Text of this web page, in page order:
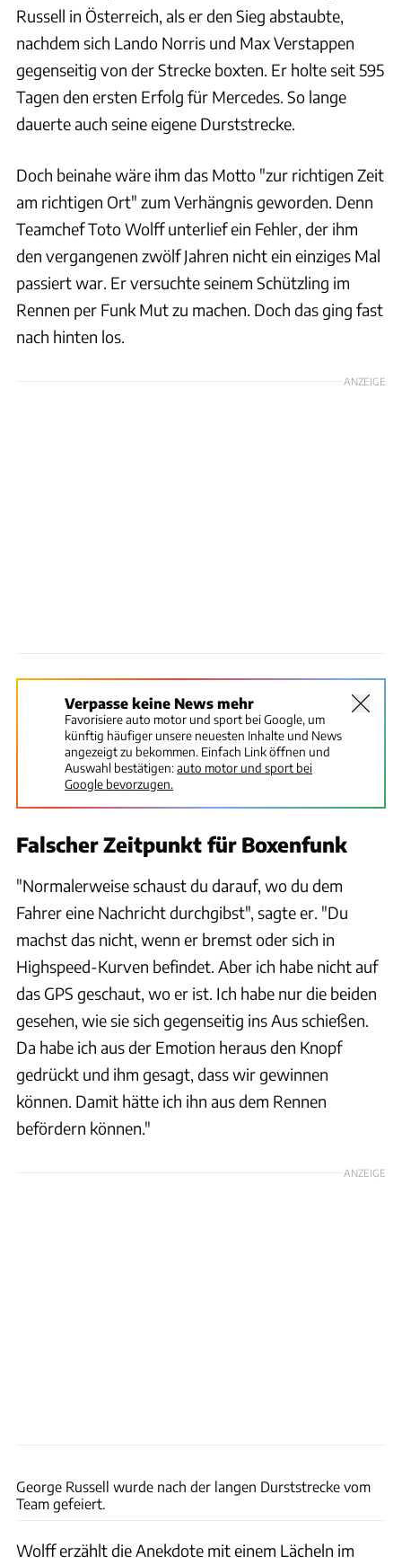
Russell in Österreich, als er den Sieg abstaubte,
nachdem sich Lando Norris und Max Verstappen
gegenseitig von der Strecke boxten. Er holte seit 595
Tagen den ersten Erfolg für Mercedes. So lange
dauerte auch seine eigene Durststrecke.
Doch beinahe wäre ihm das Motto "zur richtigen Zeit
am richtigen Ort" zum Verhängnis geworden. Denn
Teamchef Toto Wolff unterlief ein Fehler, der ihm
den vergangenen zwölf Jahren nicht ein einziges Mal
passiert war. Er versuchte seinem Schützling im
Rennen per Funk Mut zu machen. Doch das ging fast
nach hinten los.
ANZEIGE
Verpasse keine News mehr
Favorisiere auto motor und sport bei Google, um
künftig häufiger unsere neuesten Inhalte und News
angezeigt zu bekommen. Einfach Link öffnen und
Auswahl bestätigen:auto motor und sport bei
Google bevorzugen.
Falscher Zeitpunkt für Boxenfunk
"Normalerweise schaust du darauf, wo du dem
Fahrer eine Nachricht durchgibst", sagte er. "Du
machst das nicht, wenn er bremst oder sich in
Highspeed-Kurven befindet. Aber ich habe nicht auf
das GPS geschaut, wo er ist. Ich habe nur die beiden
gesehen, wie sie sich gegenseitig ins Aus schießen.
Da habe ich aus der Emotion heraus den Knopf
gedrückt und ihm gesagt, dass wir gewinnen
können. Damit hätte ich ihn aus dem Rennen
befördern können."
ANZEIGE
George Russell wurde nach der langen Durststrecke vom
Team gefeiert.
Wolff erzählt die Anekdote mit einem Lächeln im